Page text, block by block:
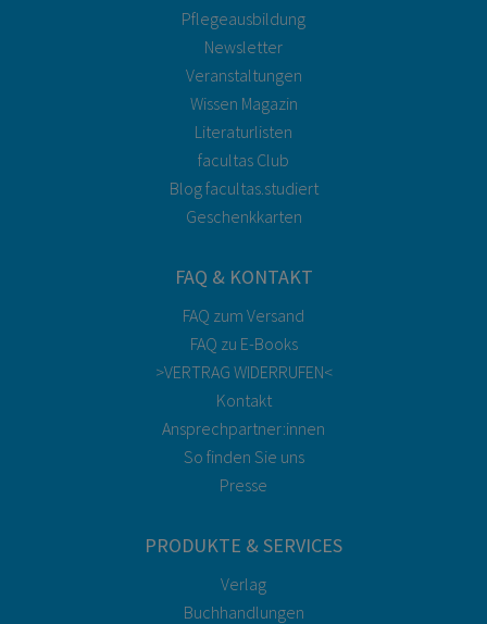
Pflegeausbildung
Newsletter
Veranstaltungen
Wissen Magazin
Literaturlisten
facultas Club
Blog facultas.studiert
Geschenkkarten
FAQ & KONTAKT
FAQ zum Versand
FAQ zu E-Books
>VERTRAG WIDERRUFEN<
Kontakt
Ansprechpartner:innen
So finden Sie uns
Presse
PRODUKTE & SERVICES
Verlag
Buchhandlungen